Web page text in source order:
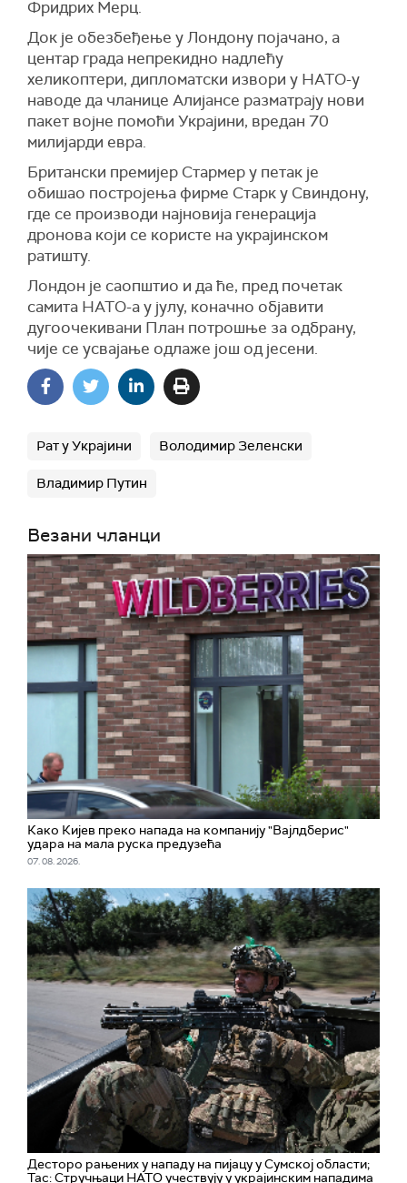
Фридрих Мерц.
Док је обезбеђење у Лондону појачано, а
центар града непрекидно надлећу
хеликоптери, дипломатски извори у НАТО-у
наводе да чланице Алијансе разматрају нови
пакет војне помоћи Украјини, вредан 70
милијарди евра.
Британски премијер Стармер у петак је
обишао постројења фирме Старк у Свиндону,
где се производи најновија генерација
дронова који се користе на украјинском
ратишту.
Лондон је саопштио и да ће, пред почетак
самита НАТО-а у јулу, коначно објавити
дугоочекивани План потрошње за одбрану,
чије се усвајање одлаже још од јесени.
Рат у Украјини Володимир Зеленски
Владимир Путин
Везани чланци
Како Кијев преко напада на компанију "Вајлдберис"
удара на мала руска предузећа
07. 08. 2026.
Десторо рањених у нападу на пијацу у Сумској области;
Тас: Стручњаци НАТО учествују у украјинским нападима